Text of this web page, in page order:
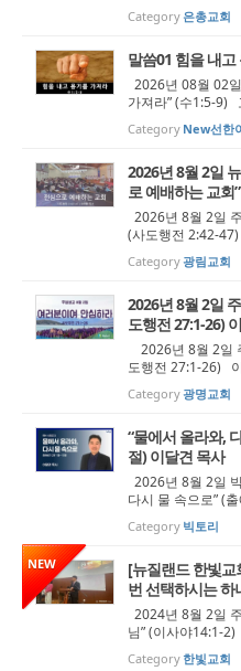
Category은총교회
말씀01 힘을 내
2026년 08월 02
가져라” (수1:5-9)
Category New선한
2026년 8월 2일
로 예배하는 교회
2026년 8월 2일
(사도행전 2:42-
Category광림교회
2026년 8월 2일
도행전 27:1-26)
2026년 8월 2일
도행전 27:1-26)
Category광명교회
“물에서 올라와,
절) 이달견 목사
2026년 8월 2일
다시 물 속으로” (
Category 빅토리
NEW
[뉴질랜드 한빛
번 선택하시는
2024년 8월 2일
님” (이사야14:1-
Category 한빛교회